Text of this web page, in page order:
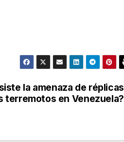
la amenaza de réplicas
terremotos en Venezuela?